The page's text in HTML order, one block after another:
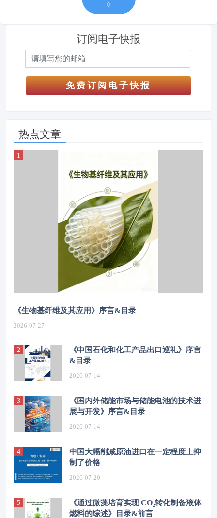
0
订阅电子快报
免费订阅电子快报
热点文章
《生物基纤维及其应用》序言&目录
2026-07-27
《中国石化和化工产品出口巡礼》序言
&目录
2026-07-14
《国内外储能市场与储能电池的技术进
展与开发》序言&目录
2026-07-14
中国大幅削减原油进口在一定程度上抑
制了价格
2026-07-20
《通过微藻培育实现 CO₂转化制备液体
燃料的综述》目录&前言